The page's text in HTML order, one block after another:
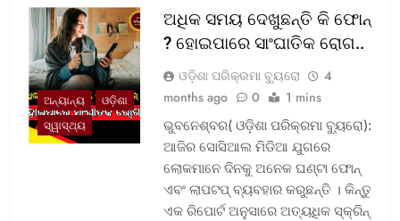
ଅନ୍ୟାନ୍ୟ
ଓଡ଼ିଶା
ସ୍ୱାସ୍ଥ୍ୟ
ଅଧିକ ସମୟ ଦେଖୁଛନ୍ତି କି ଫୋନ୍
? ହୋଇପାରେ ସାଂଘାତିକ ରୋଗ..
ଓଡ଼ିଶା ପରିକ୍ରମା ବ୍ୟୁରୋ
4
months ago
0 1 mins
ଭୁବନେଶ୍ବର( ଓଡ଼ିଶା ପରିକ୍ରମା ବ୍ୟୁରୋ):
ଆଜିର ସୋସିଆଲ ମିଡିଆ ଯୁଗରେ
ଲୋକମାନେ ଦିନକୁ ଅନେକ ଘଣ୍ଟା ଫୋନ୍
ଏବଂ ଲାପଟପ୍ ବ୍ୟବହାର କରୁଛନ୍ତି । କିନ୍ତୁ
ଏକ ରିପୋର୍ଟ ଅନୁସାରେ ଅତ୍ୟଧିକ ସ୍କ୍ରିନ୍